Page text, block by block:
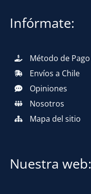
Infórmate:
Método de Pago
Envíos a Chile
Opiniones
Nosotros
Mapa del sitio
Nuestra web: